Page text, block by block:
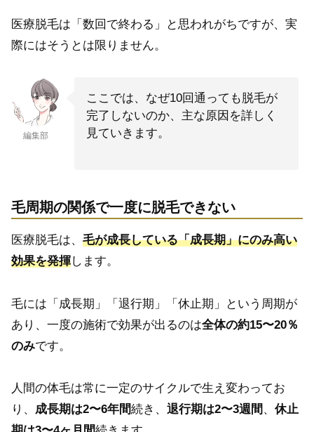
医療脱毛は「数回で終わる」と思われがちですが、実
際にはそうとは限りません。
編集部
ここでは、なぜ10回通っても脱毛が
完了しないのか、主な原因を詳しく
見ていきます。
毛周期の関係で一度に脱毛できない
医療脱毛は、 毛が成長している「成長期」にのみ高い
効果を発揮します。
毛には「成長期」「退行期」「休止期」という周期が
あり、一度の施術で効果が出るのは全体の約15〜20％
のみです。
人間の体毛は常に一定のサイクルで生え変わってお
り、 成長期は2〜6年間続き、 退行期は2〜3週間 、 休止